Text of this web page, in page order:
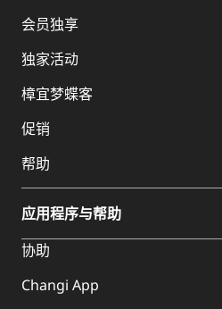
会员独享
独家活动
樟宜梦蝶客
促销
帮助
应用程序与帮助
协助
Changi App